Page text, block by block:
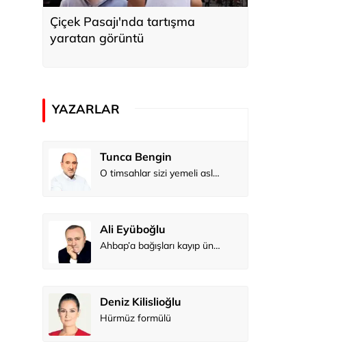
Çiçek Pasajı'nda tartışma
yaratan görüntü
YAZARLAR
Tunca Bengin
O timsahlar sizi yemeli aslında!...
Ali Eyüboğlu
Ahbap’a bağışları kayıp ünlüler var
Deniz Kilislioğlu
Hürmüz formülü